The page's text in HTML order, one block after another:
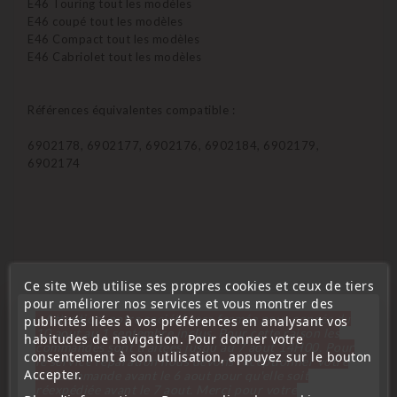
E46 Touring tout les modèles
E46 coupé tout les modèles
E46 Compact tout les modèles
E46 Cabriolet tout les modèles
Références équivalentes compatible :
6902178, 6902177, 6902176, 6902184, 6902179,
6902174
Vous Pourriez Aussi Aimer
Ce site Web utilise ses propres cookies et ceux de tiers
pour améliorer nos services et vous montrer des
publicités liées à vos préférences en analysant vos
habitudes de navigation. Pour donner votre
consentement à son utilisation, appuyez sur le bouton
Accepter.
« Attention, notre société sera fermée pour congés du
10 aout au 1 septembre inclus. Pour cette raison les
commandes sont traitées jusqu'au 7 aout 14H00. Pour
le service réparation nous devons réceptionner votre
télécommande avant le 6 aout pour qu'elle soit